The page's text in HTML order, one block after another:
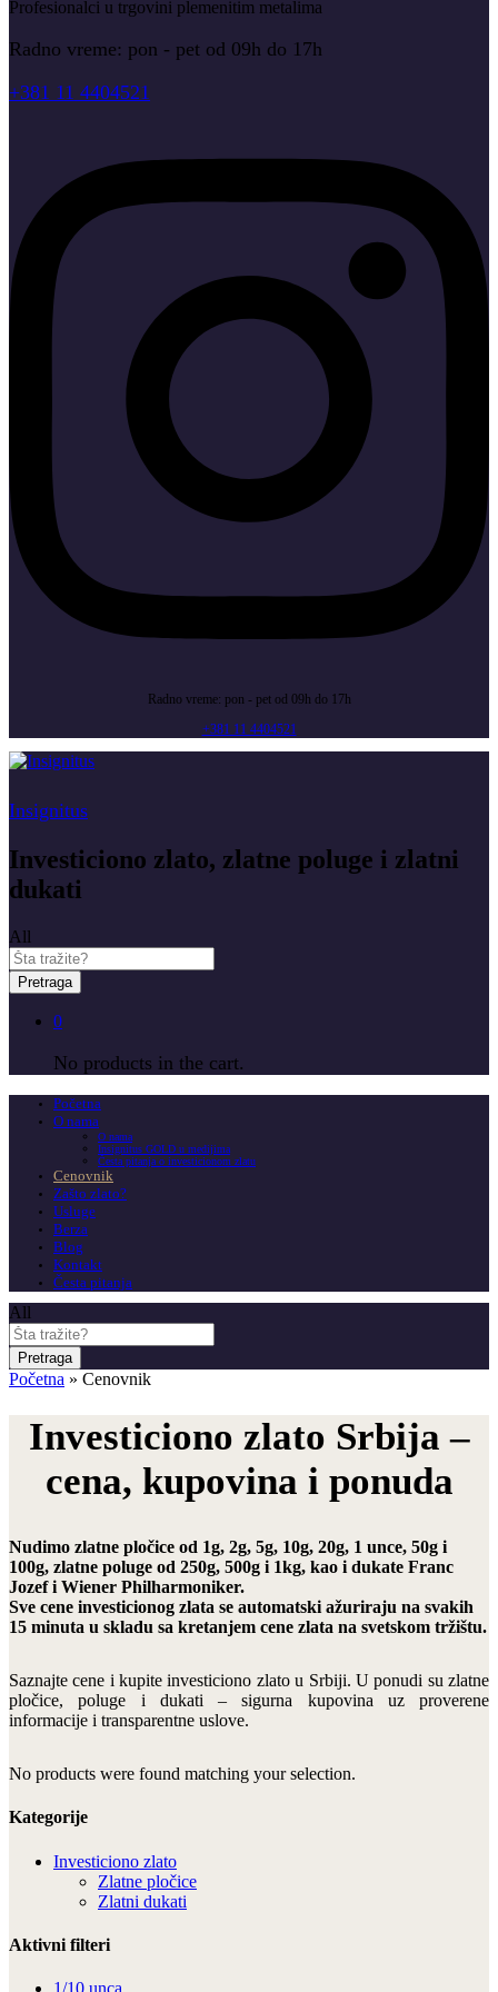
Profesionalci u trgovini plemenitim metalima
Radno vreme: pon - pet od 09h do 17h
+381 11 4404521
Radno vreme: pon - pet od 09h do 17h
+381 11 4404521
Insignitus
Investiciono zlato, zlatne poluge i zlatni
dukati
All
Pretraga
0
No products in the cart.
Početna
O nama
O nama
Insignitus GOLD u medijima
Česta pitanja o investicionom zlatu
Cenovnik
Zašto zlato?
Usluge
Berza
Blog
Kontakt
Česta pitanja
All
Pretraga
Početna » Cenovnik
Investiciono zlato Srbija –
cena, kupovina i ponuda
Nudimo zlatne pločice od 1g, 2g, 5g, 10g, 20g, 1 unce, 50g i
100g, zlatne poluge od 250g, 500g i 1kg, kao i dukate Franc
Jozef i Wiener Philharmoniker.
Sve cene investicionog zlata se automatski ažuriraju na svakih
15 minuta u skladu sa kretanjem cene zlata na svetskom tržištu.
Saznajte cene i kupite investiciono zlato u Srbiji. U ponudi su zlatne
pločice, poluge i dukati – sigurna kupovina uz proverene
informacije i transparentne uslove.
No products were found matching your selection.
Kategorije
Investiciono zlato
Zlatne pločice
Zlatni dukati
Aktivni filteri